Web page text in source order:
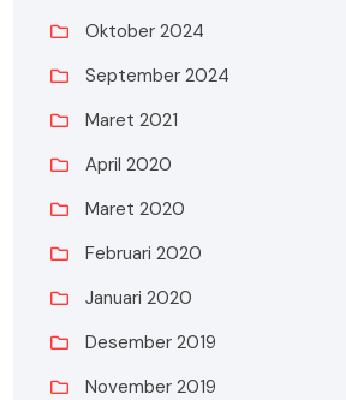
Oktober 2024
September 2024
Maret 2021
April 2020
Maret 2020
Februari 2020
Januari 2020
Desember 2019
November 2019